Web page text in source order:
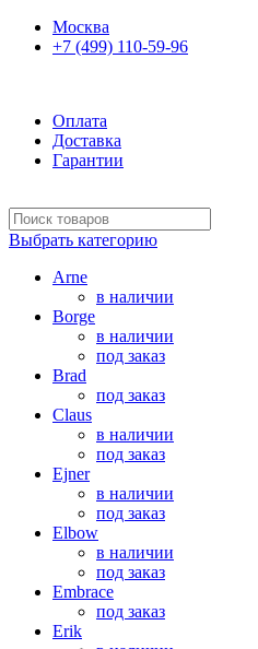
Москва
+7 (499) 110-59-96
Оплата
Доставка
Гарантии
Выбрать категорию
Arne
в наличии
Borge
в наличии
под заказ
Brad
под заказ
Claus
в наличии
под заказ
Ejner
в наличии
под заказ
Elbow
в наличии
под заказ
Embrace
под заказ
Erik